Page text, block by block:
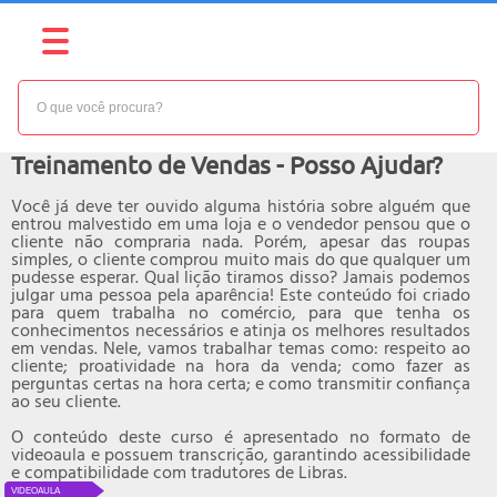
VIDEOAULA
NÍVEL: BÁSICO
Treinamento de Vendas - Posso Ajudar?
Você já deve ter ouvido alguma história sobre alguém que
entrou malvestido em uma loja e o vendedor pensou que o
cliente não compraria nada. Porém, apesar das roupas
simples, o cliente comprou muito mais do que qualquer um
pudesse esperar. Qual lição tiramos disso? Jamais podemos
julgar uma pessoa pela aparência! Este conteúdo foi criado
para quem trabalha no comércio, para que tenha os
conhecimentos necessários e atinja os melhores resultados
em vendas. Nele, vamos trabalhar temas como: respeito ao
cliente; proatividade na hora da venda; como fazer as
perguntas certas na hora certa; e como transmitir confiança
ao seu cliente.
O conteúdo deste curso é apresentado no formato de
videoaula e possuem transcrição, garantindo acessibilidade
e compatibilidade com tradutores de Libras.